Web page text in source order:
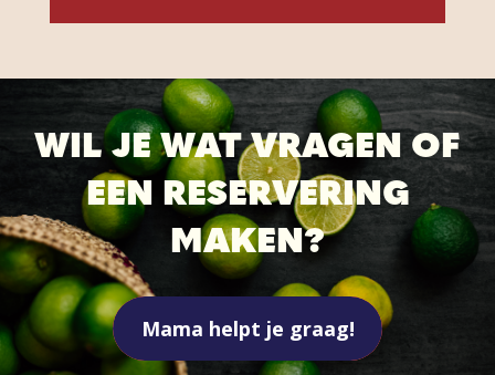
WIL JE WAT VRAGEN OF
EEN RESERVERING
MAKEN?
Mama helpt je graag!